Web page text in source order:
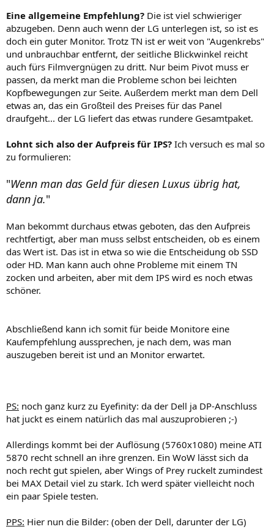
Eine allgemeine Empfehlung? Die ist viel schwieriger
abzugeben. Denn auch wenn der LG unterlegen ist, so ist es
doch ein guter Monitor. Trotz TN ist er weit von "Augenkrebs"
und unbrauchbar entfernt, der seitliche Blickwinkel reicht
auch fürs Filmvergnügen zu dritt. Nur beim Pivot muss er
passen, da merkt man die Probleme schon bei leichten
Kopfbewegungen zur Seite. Außerdem merkt man dem Dell
etwas an, das ein Großteil des Preises für das Panel
draufgeht... der LG liefert das etwas rundere Gesamtpaket.
Lohnt sich also der Aufpreis für IPS? Ich versuch es mal so
zu formulieren:
"Wenn man das Geld für diesen Luxus übrig hat,
dann ja."
Man bekommt durchaus etwas geboten, das den Aufpreis
rechtfertigt, aber man muss selbst entscheiden, ob es einem
das Wert ist. Das ist in etwa so wie die Entscheidung ob SSD
oder HD. Man kann auch ohne Probleme mit einem TN
zocken und arbeiten, aber mit dem IPS wird es noch etwas
schöner.
Abschließend kann ich somit für beide Monitore eine
Kaufempfehlung aussprechen, je nach dem, was man
auszugeben bereit ist und an Monitor erwartet.
PS: noch ganz kurz zu Eyefinity: da der Dell ja DP-Anschluss
hat juckt es einem natürlich das mal auszuprobieren ;-)
Allerdings kommt bei der Auflösung (5760x1080) meine ATI
5870 recht schnell an ihre grenzen. Ein WoW lässt sich da
noch recht gut spielen, aber Wings of Prey ruckelt zumindest
bei MAX Detail viel zu stark. Ich werd später vielleicht noch
ein paar Spiele testen.
PPS: Hier nun die Bilder: (oben der Dell, darunter der LG)